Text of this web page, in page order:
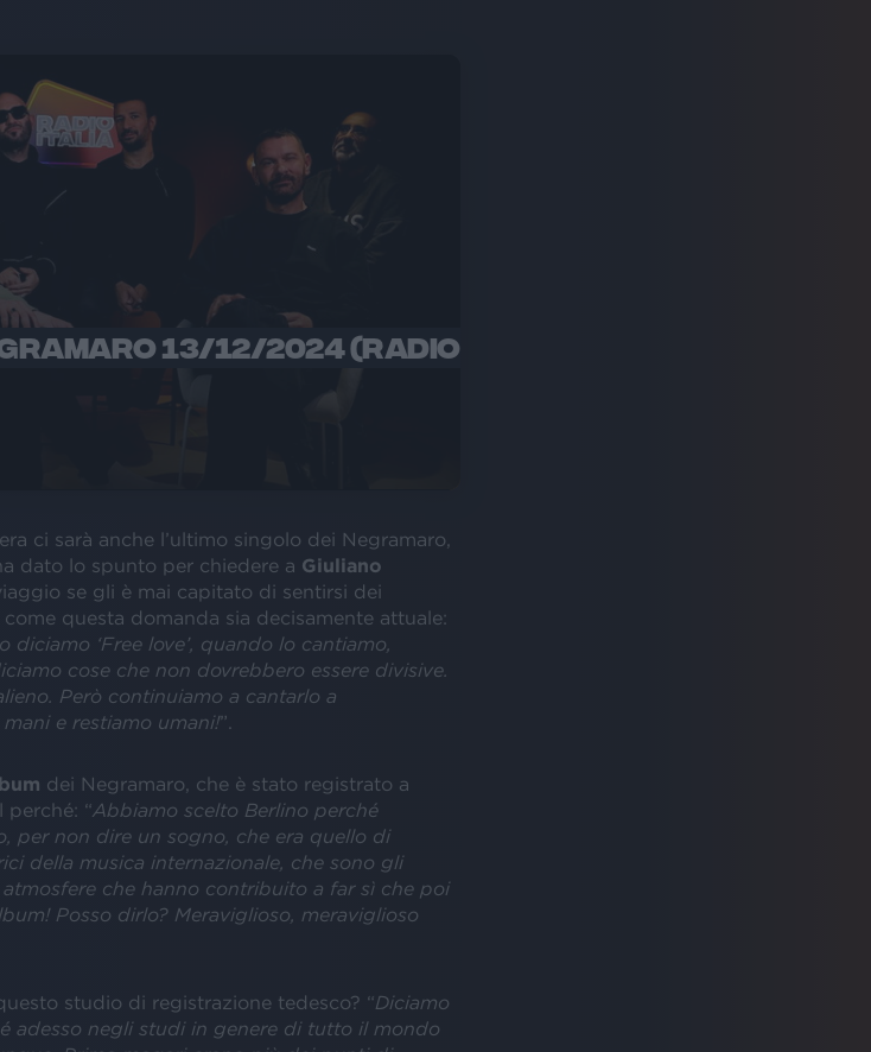
13/12/2024 (RADIO
ci sarà anche l’ultimo singolo dei Negramaro,
dato lo spunto per chiedere a Giuliano
se gli è mai capitato di sentirsi dei
come questa domanda sia decisamente attuale:
‘Free love’, quando lo cantiamo,
cose che non dovrebbero essere divisive.
Però continuiamo a cantarlo a
e restiamo umani!”.
dei Negramaro, che è stato registrato a
“Abbiamo scelto Berlino perché
per non dire un sogno, che era quello di
della musica internazionale, che sono gli
che hanno contribuito a far sì che poi
Posso dirlo? Meraviglioso, meraviglioso
studio di registrazione tedesco? “Diciamo
adesso negli studi in genere di tutto il mondo